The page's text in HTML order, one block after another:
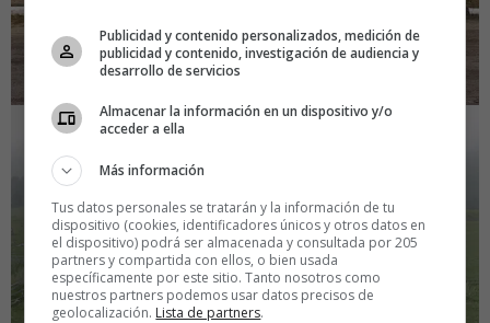
Publicidad y contenido personalizados, medición de
publicidad y contenido, investigación de audiencia y
desarrollo de servicios
Almacenar la información en un dispositivo y/o
acceder a ella
Más información
Tus datos personales se tratarán y la información de tu
dispositivo (cookies, identificadores únicos y otros datos en
el dispositivo) podrá ser almacenada y consultada por 205
partners y compartida con ellos, o bien usada
específicamente por este sitio. Tanto nosotros como
nuestros partners podemos usar datos precisos de
geolocalización. Lista de partners.